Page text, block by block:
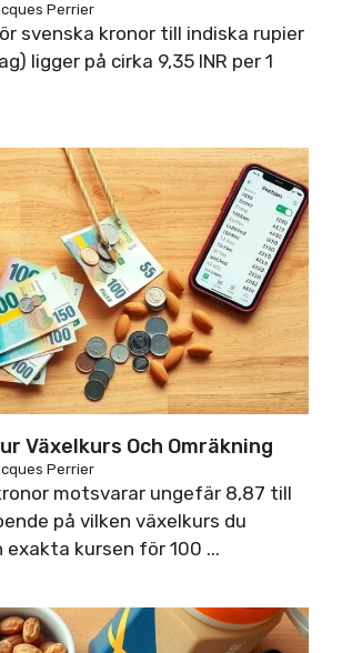
Perrier
svenska kronor till indiska rupier
ligger på cirka 9,35 INR per 1
Växelkurs Och Omräkning
Perrier
motsvarar ungefär 8,87 till
på vilken växelkurs du
exakta kursen för 100 ...